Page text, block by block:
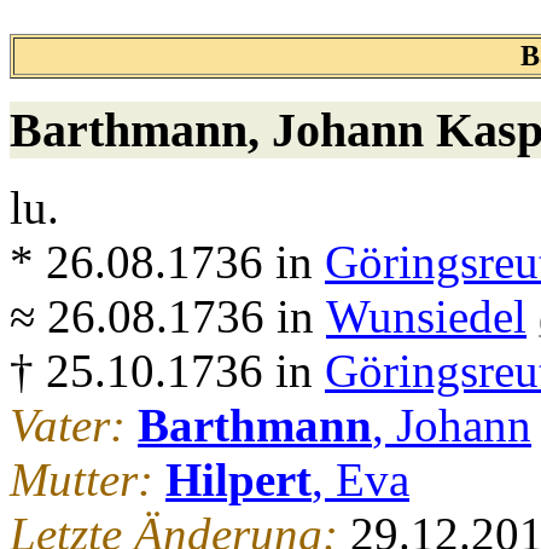
Barthmann, Johann
lu.
* 26.08.1736 in
≈ 26.08.1736 in Wunsiedel
† 25.10.1736 in
Vater: Barthmann, Johann
Mutter: Hilpert, Eva
Letzte Änderung: